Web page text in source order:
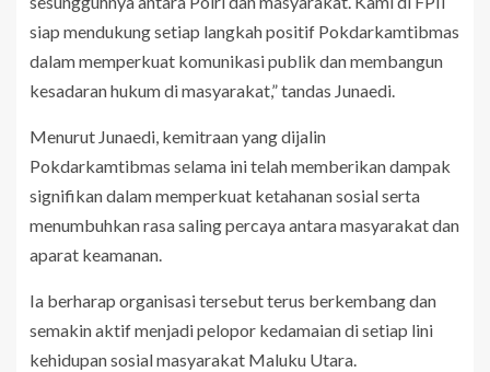
siap mendukung setiap langkah positif Pokdarkamtibmas
dalam memperkuat komunikasi publik dan membangun
kesadaran hukum di masyarakat,” tandas Junaedi.
Menurut Junaedi, kemitraan yang dijalin
Pokdarkamtibmas selama ini telah memberikan dampak
signifikan dalam memperkuat ketahanan sosial serta
menumbuhkan rasa saling percaya antara masyarakat dan
aparat keamanan.
Ia berharap organisasi tersebut terus berkembang dan
semakin aktif menjadi pelopor kedamaian di setiap lini
kehidupan sosial masyarakat Maluku Utara.